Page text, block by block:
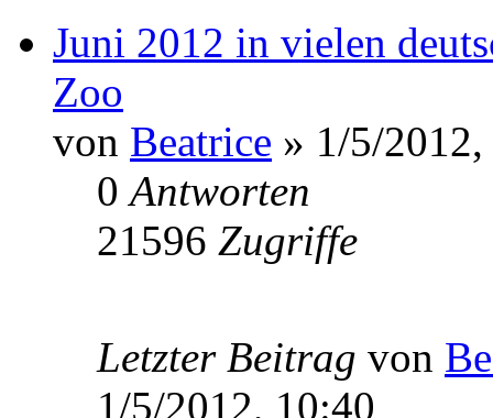
Juni 2012 in vielen
Zoo
von Beatrice » 1/5/
0Antworten
21596 Zugriffe
Letzter Beitrag von
1/5/2012, 10:40